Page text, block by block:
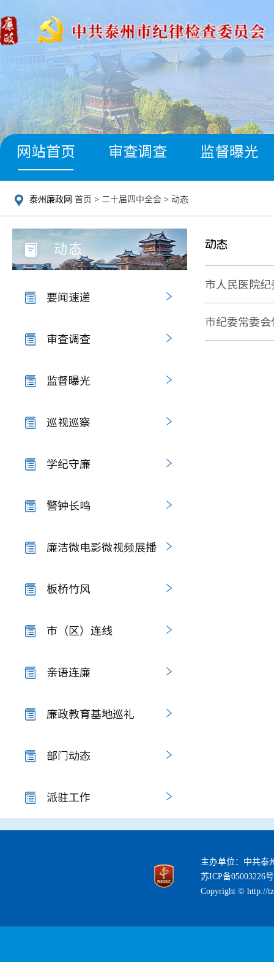
网站首页 审查调查 监督曝光
泰州廉政网 首页 > 二十届四中全会 > 动态
动态
要闻速递
审查调查
监督曝光
巡视巡察
学纪守廉
警钟长鸣
廉洁微电影微视频展播
板桥竹风
市（区）连线
亲语连廉
廉政教育基地巡礼
部门动态
派驻工作
动态
市人民医院
市纪委常委
主办单位：中共泰
苏ICP备05003226号
Copyright © http://